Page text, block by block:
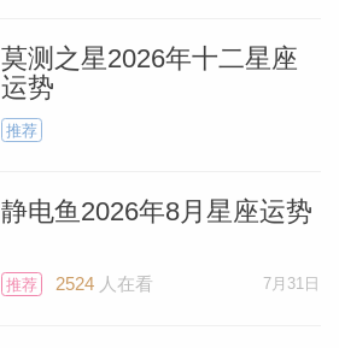
莫测之星2026年十二星座
运势
推荐
静电鱼2026年8月星座运势
推荐 2524人在看 7月31日